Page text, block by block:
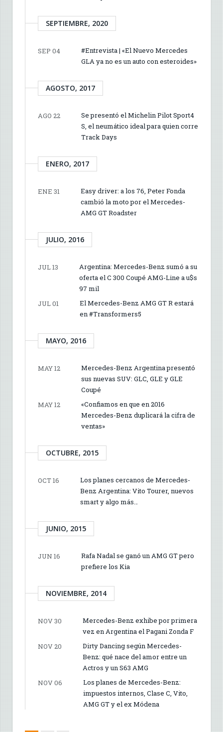
SEPTIEMBRE, 2020
SEP 04
#Entrevista | «El Nuevo Mercedes
GLA ya no es un auto con esteroides»
AGOSTO, 2017
AGO 22
Se presentó el Michelin Pilot Sport4
S, el neumático ideal para quien corre
Track Days
ENERO, 2017
ENE 31
Easy driver: a los 76, Peter Fonda
cambió la moto por el Mercedes-
AMG GT Roadster
JULIO, 2016
JUL 13
Argentina: Mercedes-Benz sumó a su
oferta el C 300 Coupé AMG-Line a u$s
97 mil
JUL 01
El Mercedes-Benz AMG GT R estará
en #Transformers5
MAYO, 2016
MAY 12
Mercedes-Benz Argentina presentó
sus nuevas SUV: GLC, GLE y GLE
Coupé
MAY 12
«Confiamos en que en 2016
Mercedes-Benz duplicará la cifra de
ventas»
OCTUBRE, 2015
OCT 16
Los planes cercanos de Mercedes-
Benz Argentina: Vito Tourer, nuevos
smart y algo más…
JUNIO, 2015
JUN 16
Rafa Nadal se ganó un AMG GT pero
prefiere los Kia
NOVIEMBRE, 2014
NOV 30
Mercedes-Benz exhibe por primera
vez en Argentina el Pagani Zonda F
NOV 20
Dirty Dancing según Mercedes-
Benz: qué nace del amor entre un
Actros y un S63 AMG
NOV 06
Los planes de Mercedes-Benz:
impuestos internos, Clase C, Vito,
AMG GT y el ex Módena